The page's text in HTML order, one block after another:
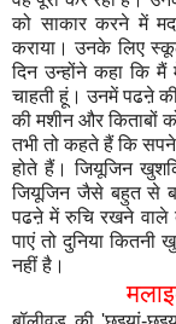
को साकार करने में
कराया। उनके लिए
दिन उन्होंने कहा कि
चाहती हूं। उनमें पढऩे
की मशीन और किताबों
तभी तो कहते हैं कि
होते हैं। जियूजिन
जियूजिन जैसे बहुत से
पढऩे में रुचि रखने वाले
पाएं तो दुनिया कितनी
नहीं है।